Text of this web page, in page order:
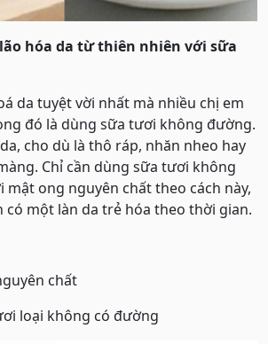
hóa da từ thiên nhiên với sữa
da tuyệt vời nhất mà nhiều chị em
đó là dùng sữa tươi không đường.
cho dù là thô ráp, nhăn nheo hay
Chỉ cần dùng sữa tươi không
ong nguyên chất theo cách này,
có một làn da trẻ hóa theo thời gian.
chất
loại không có đường